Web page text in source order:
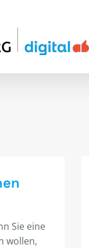
Sie eine
wollen,